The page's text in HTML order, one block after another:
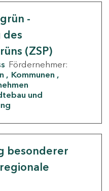
-
des
(ZSP)
Fördernehmer:
Kommunen
und
besonderer